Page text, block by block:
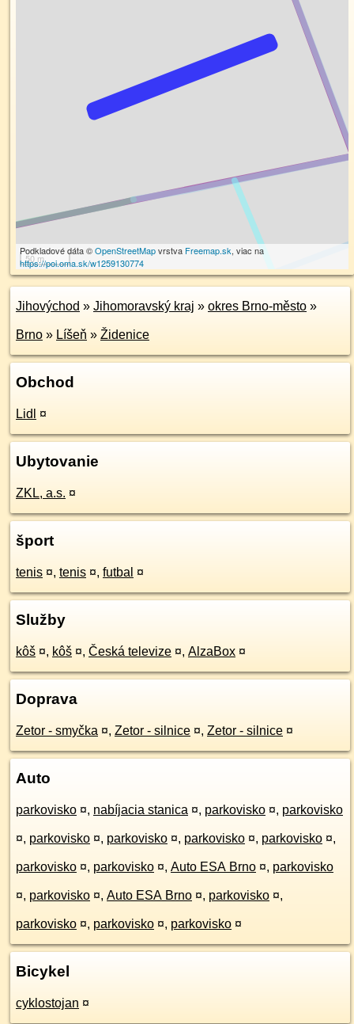
50 m
Podkladové dáta ©OpenStreetMapvrstva Freemap.sk, viac na
https://poi.oma.sk/w1259130774
Jihovýchod » Jihomoravský kraj » okres Brno-město »
Brno » Líšeň » Židenice
Obchod
Lidl ¤
Ubytovanie
ZKL, a.s. ¤
šport
tenis ¤, tenis ¤, futbal ¤
Služby
kôš ¤, kôš ¤, Česká televize ¤, AlzaBox ¤
Doprava
Zetor - smyčka ¤, Zetor - silnice ¤, Zetor - silnice ¤
Auto
parkovisko ¤, nabíjacia stanica ¤, parkovisko ¤, parkovisko
¤, parkovisko ¤, parkovisko ¤, parkovisko ¤, parkovisko ¤,
parkovisko ¤, parkovisko ¤, Auto ESA Brno ¤, parkovisko
¤, parkovisko ¤, Auto ESA Brno ¤, parkovisko ¤,
parkovisko ¤, parkovisko ¤, parkovisko ¤
Bicykel
cyklostojan ¤